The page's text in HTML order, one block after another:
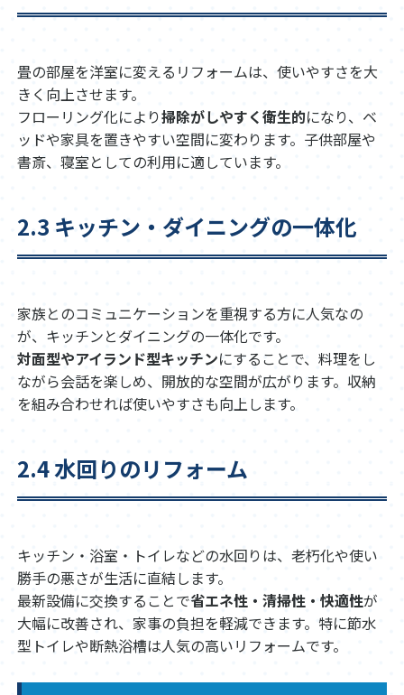
畳の部屋を洋室に変えるリフォームは、使いやすさを大
きく向上させます。
フローリング化により掃除がしやすく衛生的になり、ベ
ッドや家具を置きやすい空間に変わります。子供部屋や
書斎、寝室としての利用に適しています。
2.3 キッチン・ダイニングの一体化
家族とのコミュニケーションを重視する方に人気なの
が、キッチンとダイニングの一体化です。
対面型やアイランド型キッチンにすることで、料理をし
ながら会話を楽しめ、開放的な空間が広がります。収納
を組み合わせれば使いやすさも向上します。
2.4 水回りのリフォーム
キッチン・浴室・トイレなどの水回りは、老朽化や使い
勝手の悪さが生活に直結します。
最新設備に交換することで省エネ性・清掃性・快適性が
大幅に改善され、家事の負担を軽減できます。特に節水
型トイレや断熱浴槽は人気の高いリフォームです。